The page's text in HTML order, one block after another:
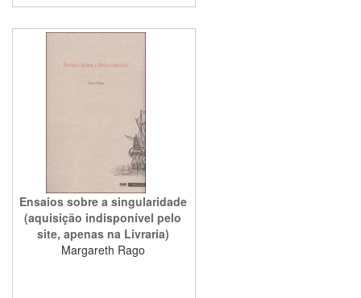
Ensaios sobre a singularidade
(aquisição indisponível pelo
site, apenas na Livraria)
Margareth Rago